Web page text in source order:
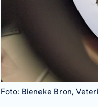
Foto: Bieneke Bron,